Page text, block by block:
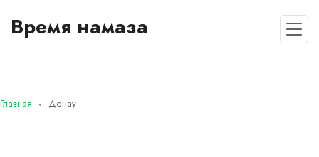
Время намаза
Главная Денау